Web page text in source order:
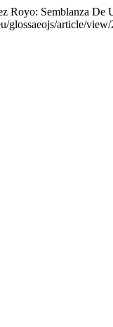
Royo: Semblanza De
glossaeojs/article/